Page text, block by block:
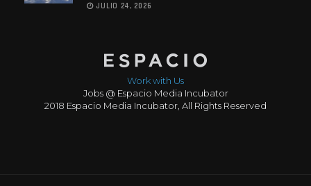
JULIO 24, 2026
Work with Us
Jobs @ Espacio Media Incubator
2018 Espacio Media Incubator, All Rights Reserved